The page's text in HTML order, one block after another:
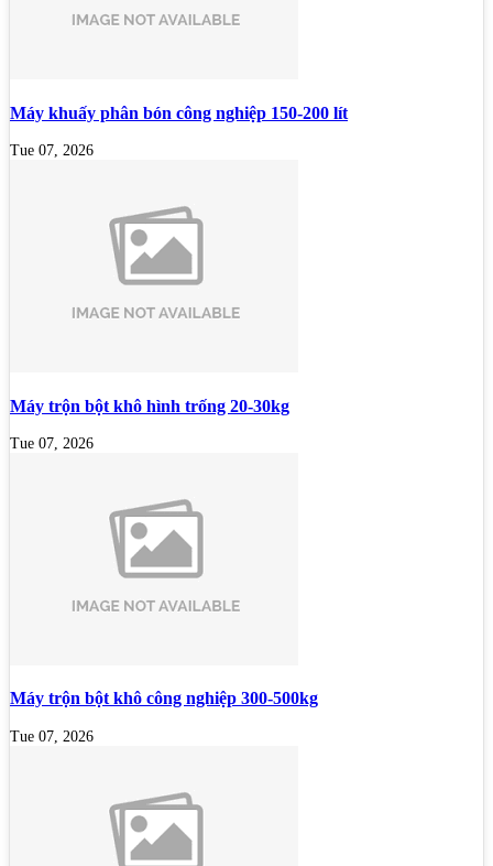
Máy khuấy phân bón công nghiệp 150-200 lít
Tue 07, 2026
Máy trộn bột khô hình trống 20-30kg
Tue 07, 2026
Máy trộn bột khô công nghiệp 300-500kg
Tue 07, 2026